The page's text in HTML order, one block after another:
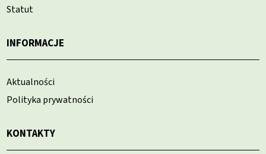
Statut
INFORMACJE
Aktualności
Polityka prywatności
KONTAKTY